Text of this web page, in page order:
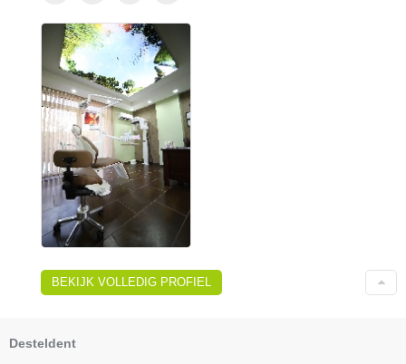
BEKIJK VOLLEDIG PROFIEL
Desteldent